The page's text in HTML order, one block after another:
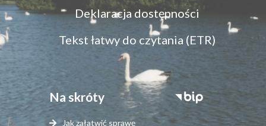
Menu
dostępność
Deklaracja dostępności
Tekst łatwy do czytania (ETR)
Na skróty
Jak załatwić sprawę
Stopka
serwisy